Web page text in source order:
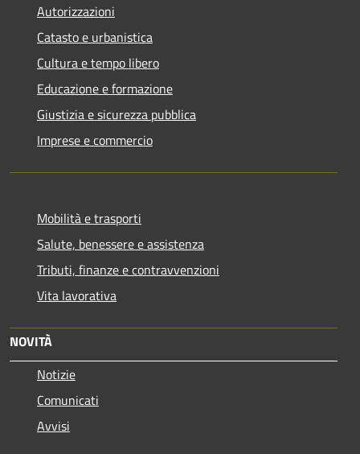
Autorizzazioni
Catasto e urbanistica
Cultura e tempo libero
Educazione e formazione
Giustizia e sicurezza pubblica
Imprese e commercio
Mobilità e trasporti
Salute, benessere e assistenza
Tributi, finanze e contravvenzioni
Vita lavorativa
NOVITÀ
Notizie
Comunicati
Avvisi